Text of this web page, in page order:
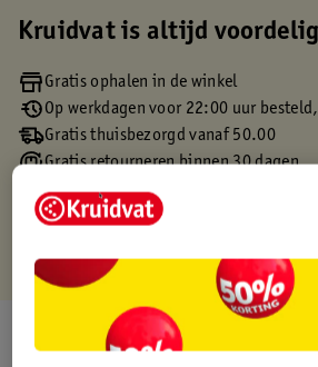
Kruidvat is altijd voordelig
Gratis ophalen in de winkel
Op werkdagen voor 22:00 uur
Gratis thuisbezorgd vanaf 50.00
Gratis retourneren binnen 30 dagen
Gratis punten met je Kruidvat kaart
Over dit product